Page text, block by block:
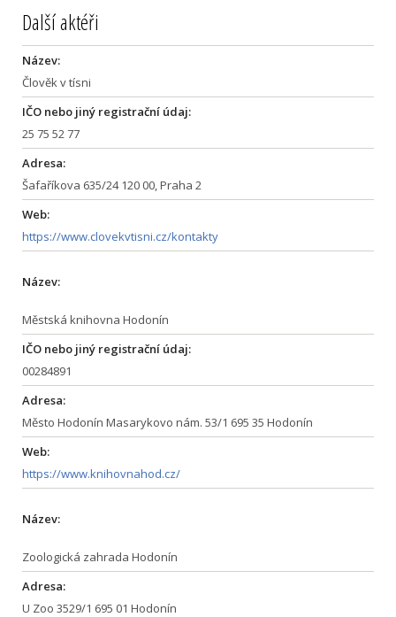
Další aktéři
Název:
Člověk v tísni
IČO nebo jiný registrační údaj:
25 75 52 77
Adresa:
Šafaříkova 635/24 120 00, Praha 2
Web:
https://www.clovekvtisni.cz/kontakty
Název:
Městská knihovna Hodonín
IČO nebo jiný registrační údaj:
00284891
Adresa:
Město Hodonín Masarykovo nám. 53/1 695 35 Hodonín
Web:
https://www.knihovnahod.cz/
Název:
Zoologická zahrada Hodonín
Adresa:
U Zoo 3529/1 695 01 Hodonín